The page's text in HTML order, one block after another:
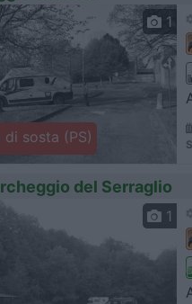
di sosta (PS)
1
del Serraglio
1